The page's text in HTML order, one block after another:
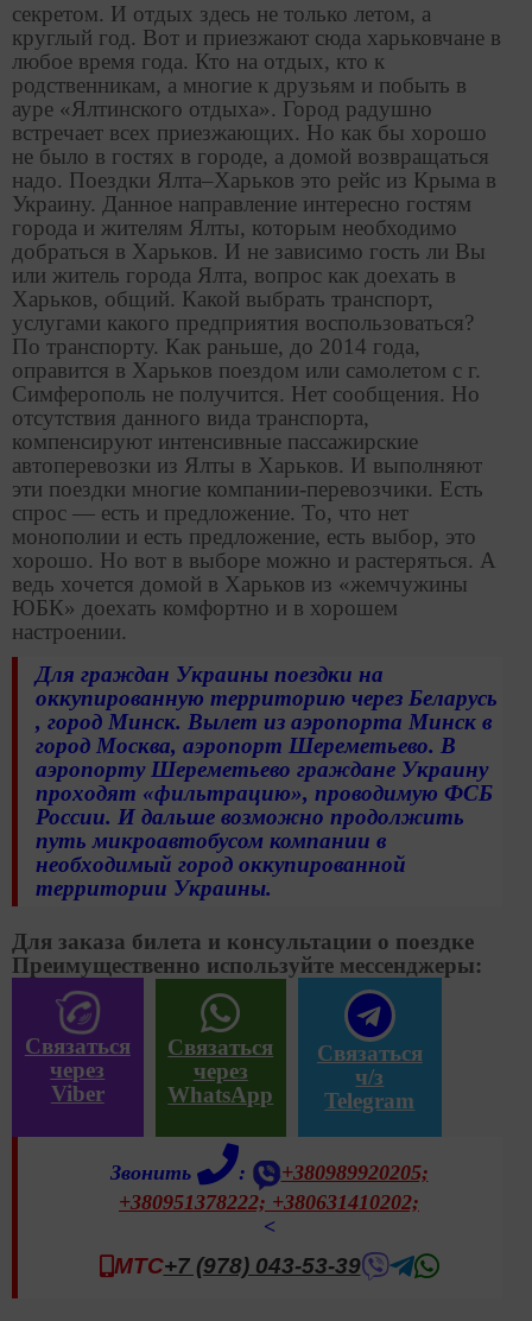
секретом. И отдых здесь не только летом, а
круглый год. Вот и приезжают сюда харьковчане в
любое время года. Кто на отдых, кто к
родственникам, а многие к друзьям и побыть в
ауре «Ялтинского отдыха». Город радушно
встречает всех приезжающих. Но как бы хорошо
не было в гостях в городе, а домой возвращаться
надо. Поездки Ялта–Харьков это рейс из Крыма в
Украину. Данное направление интересно гостям
города и жителям Ялты, которым необходимо
добраться в Харьков. И не зависимо гость ли Вы
или житель города Ялта, вопрос как доехать в
Харьков, общий. Какой выбрать транспорт,
услугами какого предприятия воспользоваться?
По транспорту. Как раньше, до 2014 года,
оправится в Харьков поездом или самолетом с г.
Симферополь не получится. Нет сообщения. Но
отсутствия данного вида транспорта,
компенсируют интенсивные пассажирские
автоперевозки из Ялты в Харьков. И выполняют
эти поездки многие компании-перевозчики. Есть
спрос — есть и предложение. То, что нет
монополии и есть предложение, есть выбор, это
хорошо. Но вот в выборе можно и растеряться. А
ведь хочется домой в Харьков из «жемчужины
ЮБК» доехать комфортно и в хорошем
настроении.
Для граждан Украины поездки на
оккупированную территорию через Беларусь
, город Минск. Вылет из аэропорта Минск в
город Москва, аэропорт Шереметьево. В
аэропорту Шереметьево граждане Украину
проходят «фильтрацию», проводимую ФСБ
России. И дальше возможно продолжить
путь микроавтобусом компании в
необходимый город оккупированной
территории Украины.
Для заказа билета и консультации о поездке
Преимущественно используйте мессенджеры:
Связаться
через
Viber
Связаться
через
WhatsApp
Связаться
ч/з
Telegram
Звонить :
+380989920205;
+380951378222; +380631410202;
<
МТС+7 (978) 043-53-39